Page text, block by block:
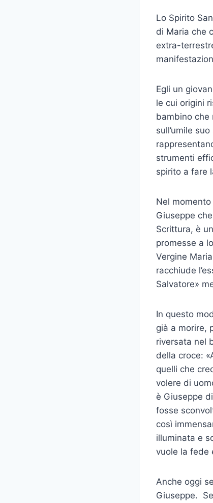
Lo Spirito
di Maria che
extra-
Egli un
le cui origini
bambino che
sull’umile
strumenti
spirito a fare
Nel momento
Giuseppe
Scrittura, è
promesse a
Vergine
racchiude
Salvatore»
In questo
già a morire,
riversata nel
della croce:
quelli che
volere di
è Giuseppe
fosse
così
illuminata e
vuole la fede
Anche oggi
Giuseppe.